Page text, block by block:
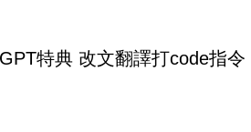
特典 改文翻譯打code指令